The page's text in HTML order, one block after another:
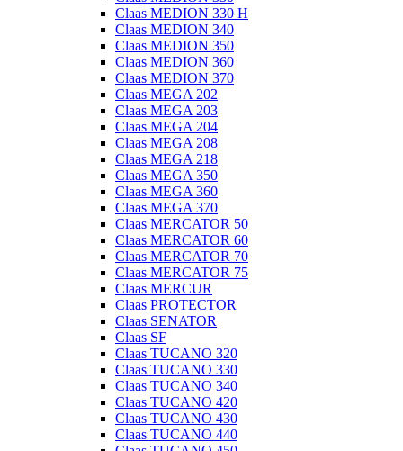
Claas MEDION 330 H
Claas MEDION 340
Claas MEDION 350
Claas MEDION 360
Claas MEDION 370
Claas MEGA 202
Claas MEGA 203
Claas MEGA 204
Claas MEGA 208
Claas MEGA 218
Claas MEGA 350
Claas MEGA 360
Claas MEGA 370
Claas MERCATOR 50
Claas MERCATOR 60
Claas MERCATOR 70
Claas MERCATOR 75
Claas MERCUR
Claas PROTECTOR
Claas SENATOR
Claas SF
Claas TUCANO 320
Claas TUCANO 330
Claas TUCANO 340
Claas TUCANO 420
Claas TUCANO 430
Claas TUCANO 440